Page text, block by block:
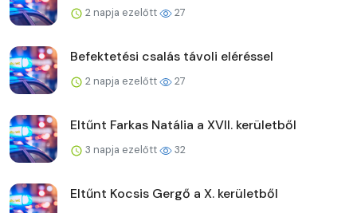
2 napja ezelőtt 27
Befektetési csalás távoli eléréssel
2 napja ezelőtt 27
Eltűnt Farkas Natália a XVII. kerületből
3 napja ezelőtt 32
Eltűnt Kocsis Gergő a X. kerületből